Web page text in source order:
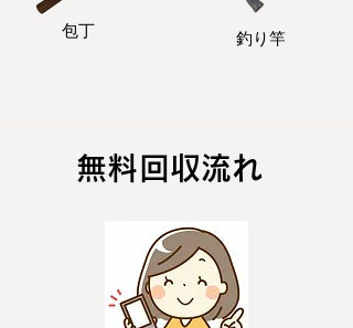
包丁 釣り竿
無料回収流れ